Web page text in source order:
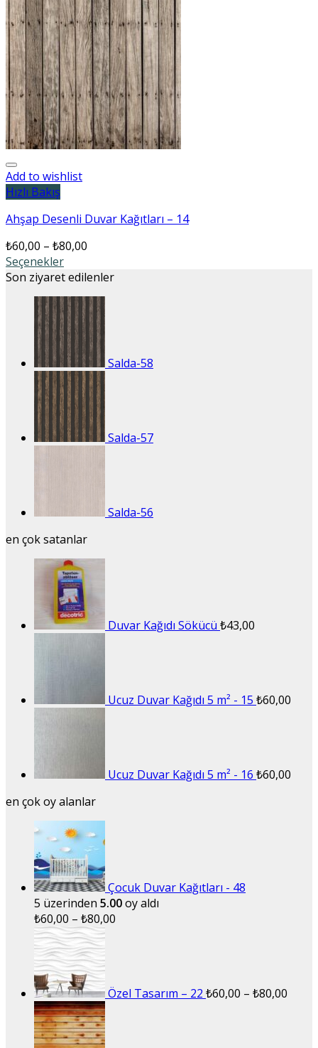
Add to wishlist
Hızlı Bakış
Ahşap Desenli Duvar Kağıtları – 14
₺60,00 – ₺80,00
Seçenekler
Son ziyaret edilenler
Salda-58
Salda-57
Salda-56
en çok satanlar
Duvar Kağıdı Sökücü ₺43,00
Ucuz Duvar Kağıdı 5 m² - 15 ₺60,00
Ucuz Duvar Kağıdı 5 m² - 16 ₺60,00
en çok oy alanlar
Çocuk Duvar Kağıtları - 48
5 üzerinden 5.00oy aldı
₺60,00 – ₺80,00
Özel Tasarım – 22 ₺60,00 – ₺80,00